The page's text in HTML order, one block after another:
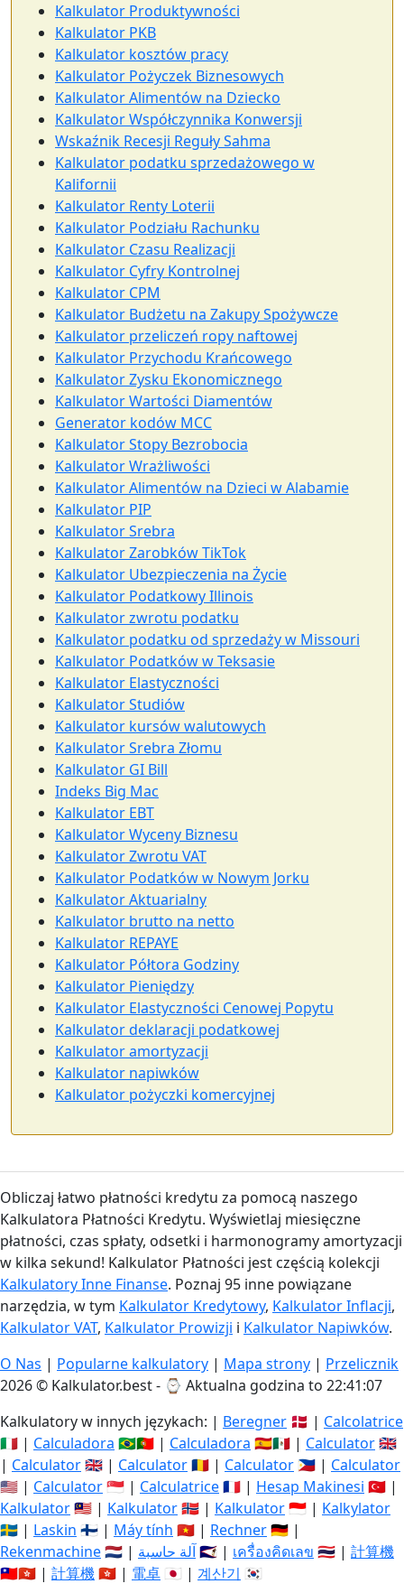
Kalkulator Produktywności
Kalkulator PKB
Kalkulator kosztów pracy
Kalkulator Pożyczek Biznesowych
Kalkulator Alimentów na Dziecko
Kalkulator Współczynnika Konwersji
Wskaźnik Recesji Reguły Sahma
Kalkulator podatku sprzedażowego w
Kalifornii
Kalkulator Renty Loterii
Kalkulator Podziału Rachunku
Kalkulator Czasu Realizacji
Kalkulator Cyfry Kontrolnej
Kalkulator CPM
Kalkulator Budżetu na Zakupy Spożywcze
Kalkulator przeliczeń ropy naftowej
Kalkulator Przychodu Krańcowego
Kalkulator Zysku Ekonomicznego
Kalkulator Wartości Diamentów
Generator kodów MCC
Kalkulator Stopy Bezrobocia
Kalkulator Wrażliwości
Kalkulator Alimentów na Dzieci w Alabamie
Kalkulator PIP
Kalkulator Srebra
Kalkulator Zarobków TikTok
Kalkulator Ubezpieczenia na Życie
Kalkulator Podatkowy Illinois
Kalkulator zwrotu podatku
Kalkulator podatku od sprzedaży w Missouri
Kalkulator Podatków w Teksasie
Kalkulator Elastyczności
Kalkulator Studiów
Kalkulator kursów walutowych
Kalkulator Srebra Złomu
Kalkulator GI Bill
Indeks Big Mac
Kalkulator EBT
Kalkulator Wyceny Biznesu
Kalkulator Zwrotu VAT
Kalkulator Podatków w Nowym Jorku
Kalkulator Aktuarialny
Kalkulator brutto na netto
Kalkulator REPAYE
Kalkulator Półtora Godziny
Kalkulator Pieniędzy
Kalkulator Elastyczności Cenowej Popytu
Kalkulator deklaracji podatkowej
Kalkulator amortyzacji
Kalkulator napiwków
Kalkulator pożyczki komercyjnej
Obliczaj łatwo płatności kredytu za pomocą naszego
Kalkulatora Płatności Kredytu. Wyświetlaj miesięczne
płatności, czas spłaty, odsetki i harmonogramy amortyzacji
w kilka sekund! Kalkulator Płatności jest częścią kolekcji
Kalkulatory Inne Finanse. Poznaj 95 inne powiązane
narzędzia, w tym Kalkulator Kredytowy, Kalkulator Inflacji,
Kalkulator VAT, Kalkulator Prowizji i Kalkulator Napiwków.
O Nas | Popularne kalkulatory | Mapa strony | Przelicznik
2026 © Kalkulator.best - ⌚ Aktualna godzina to 22:41:08
Kalkulatory w innych językach: | Beregner 🇩🇰 | Calcolatrice
🇮🇹 | Calculadora 🇧🇷🇵🇹 | Calculadora 🇪🇸🇲🇽 | Calculator🇬🇧
| Calculator🇬🇧 | Calculator🇷🇴 | Calculator 🇵🇭 | Calculator
🇺🇸 | Calculator🇸🇬 | Calculatrice🇫🇷 | Hesap Makinesi 🇹🇷 |
Kalkulator🇲🇾 | Kalkulator🇳🇴 | Kalkulator🇮🇩 | Kalkylator
🇸🇪 | Laskin 🇫🇮 | Máy tính 🇻🇳 | Rechner🇩🇪 |
Rekenmachine🇳🇱 | آلة حاسبة🇸🇦 | เครื่องคิดเลข 🇹🇭 | 計算機
🇹🇼🇭🇰 | 計算機🇭🇰 | 電卓 🇯🇵 | 계산기 🇰🇷